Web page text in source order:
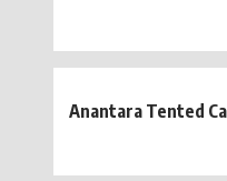
Anantara Tented